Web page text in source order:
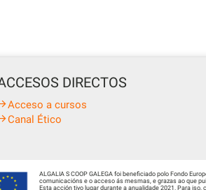
DIRECTOS
Acceso a cursos
Canal Ético
ALGALIA S COOP GALEGA foi beneficiado polo Fondo
comunicacións e o acceso ás mesmas, e grazas ao que
Esta acción tivo lugar durante a anualidade 2021. Para